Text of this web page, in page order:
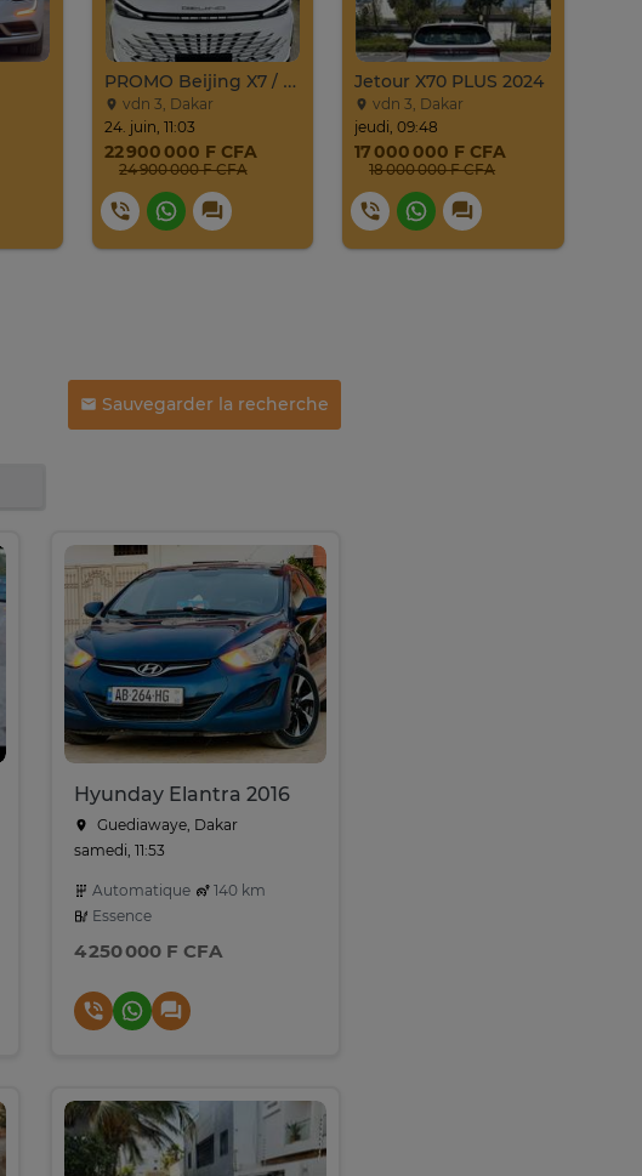
PROMO Beijing X7 / 2025
vdn 3, Dakar
24. juin, 11:03
22 900 000 F CFA
24 900 000 F CFA
Jetour X70 PLUS 2024
vdn 3, Dakar
jeudi, 09:48
17 000 000 F CFA
18 000 000 F CFA
Sauvegarder la recherche
Hyunday Elantra 2016
Guediawaye, Dakar
samedi, 11:53
Automatique
140 km
Essence
4 250 000 F CFA